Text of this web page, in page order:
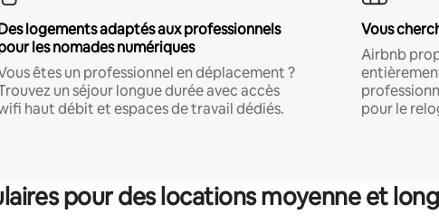
logements adaptés aux professionnels
les nomades numériques
êtes un professionnel en déplacement ?
un séjour longue durée avec accès
haut débit et espaces de travail dédiés.
Vous
Airbnb
pour le
pour des locations moyenne et